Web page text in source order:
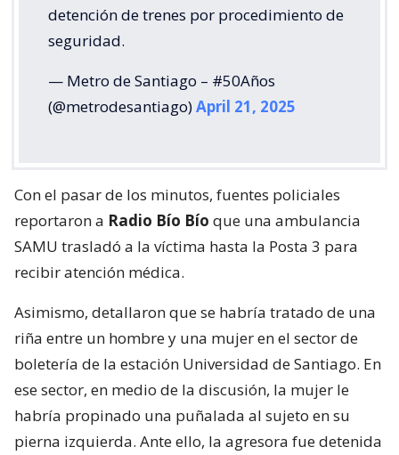
detención de trenes por procedimiento de
seguridad.
— Metro de Santiago – #50Años
(@metrodesantiago)April 21, 2025
Con el pasar de los minutos, fuentes policiales
reportaron a Radio Bío Bío que una ambulancia
SAMU trasladó a la víctima hasta la Posta 3 para
recibir atención médica.
Asimismo, detallaron que se habría tratado de una
riña entre un hombre y una mujer en el sector de
boletería de la estación Universidad de Santiago. En
ese sector, en medio de la discusión, la mujer le
habría propinado una puñalada al sujeto en su
pierna izquierda. Ante ello, la agresora fue detenida